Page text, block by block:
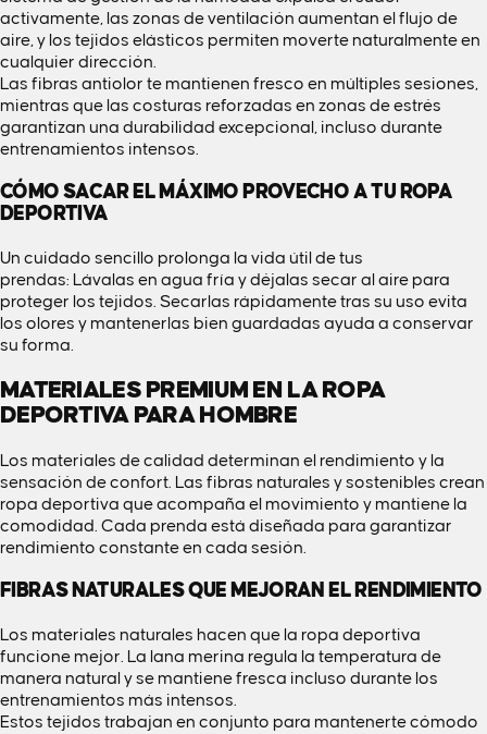
activamente, las zonas de ventilación aumentan el flujo de
aire, y los tejidos elásticos permiten moverte naturalmente en
cualquier dirección.
Las fibras antiolor te mantienen fresco en múltiples sesiones,
mientras que las costuras reforzadas en zonas de estrés
garantizan una durabilidad excepcional, incluso durante
entrenamientos intensos.
CÓMO SACAR EL MÁXIMO PROVECHO A TU ROPA
DEPORTIVA
Un cuidado sencillo prolonga la vida útil de tus
prendas: Lávalas en agua fría y déjalas secar al aire para
proteger los tejidos. Secarlas rápidamente tras su uso evita
los olores y mantenerlas bien guardadas ayuda a conservar
su forma.
MATERIALES PREMIUM EN LA ROPA
DEPORTIVA PARA HOMBRE
Los materiales de calidad determinan el rendimiento y la
sensación de confort. Las fibras naturales y sostenibles crean
ropa deportiva que acompaña el movimiento y mantiene la
comodidad. Cada prenda está diseñada para garantizar
rendimiento constante en cada sesión.
FIBRAS NATURALES QUE MEJORAN EL RENDIMIENTO
Los materiales naturales hacen que la ropa deportiva
funcione mejor. La lana merina regula la temperatura de
manera natural y se mantiene fresca incluso durante los
entrenamientos más intensos.
Estos tejidos trabajan en conjunto para mantenerte cómodo